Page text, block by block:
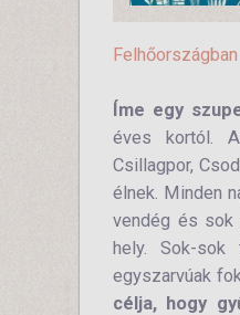
Íme egy
éves kortól.
Csillagpor,
élnek. Minden
vendég és sok
hely. Sok-
egyszarvúak
célja, hogy